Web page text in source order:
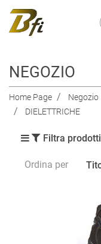
NEGOZIO
Home Page Negozio
DIELETTRICHE
Filtra prodotti
Ordina per